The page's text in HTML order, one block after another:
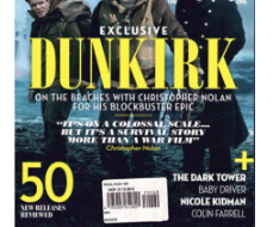
SUMMER 2017